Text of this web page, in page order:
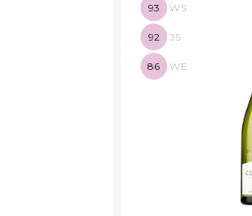
93 WS
92 JS
86 WE